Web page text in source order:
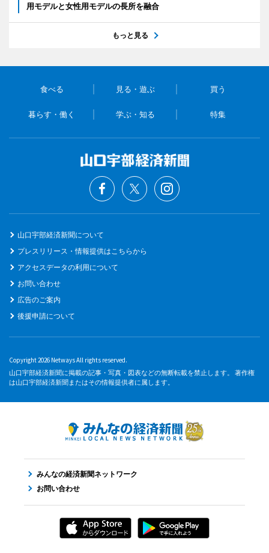
用モデルと女性用モデルの長所を融合
もっと見る
食べる 見る・遊ぶ 買う
暮らす・働く 学ぶ・知る 特集
山口宇部経済新聞について
プレスリリース・情報提供はこちらから
アクセスデータの利用について
お問い合わせ
広告のご案内
後援申請について
Copyright 2026 Netways All rights reserved.
山口宇部経済新聞に掲載の記事・写真・図表などの無断転載を禁止します。 著作権
は山口宇部経済新聞またはその情報提供者に属します。
みんなの経済新聞ネットワーク
お問い合わせ